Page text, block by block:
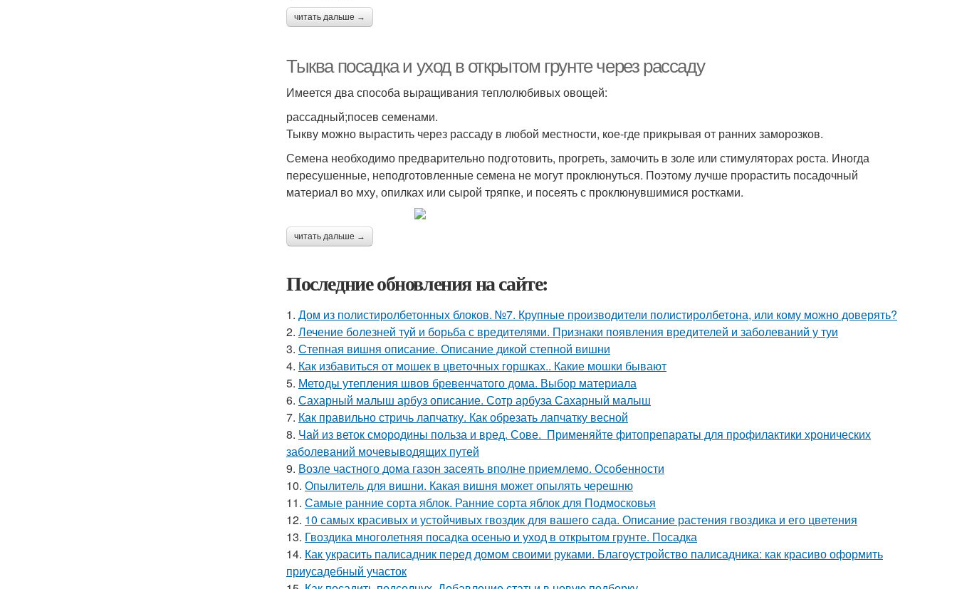
читать дальше →
Тыква посадка и уход в открытом грунте через рассаду
Имеется два способа выращивания теплолюбивых овощей:
рассадный;посев семенами.
Тыкву можно вырастить через рассаду в любой местности, кое-где прикрывая от ранних заморозков.
Семена необходимо предварительно подготовить, прогреть, замочить в золе или стимуляторах роста. Иногда
пересушенные, неподготовленные семена не могут проклюнуться. Поэтому лучше прорастить посадочный
материал во мху, опилках или сырой тряпке, и посеять с проклюнувшимися ростками.
читать дальше →
Последние обновления на сайте:
1. Дом из полистиролбетонных блоков. №7. Крупные производители полистиролбетона, или кому можно доверять?
2. Лечение болезней туй и борьба с вредителями. Признаки появления вредителей и заболеваний у туи
3. Степная вишня описание. Описание дикой степной вишни
4. Как избавиться от мошек в цветочных горшках.. Какие мошки бывают
5. Методы утепления швов бревенчатого дома. Выбор материала
6. Сахарный малыш арбуз описание. Сотр арбуза Сахарный малыш
7. Как правильно стричь лапчатку. Как обрезать лапчатку весной
8. Чай из веток смородины польза и вред. Сове. Применяйте фитопрепараты для профилактики хронических
заболеваний мочевыводящих путей
9. Возле частного дома газон засеять вполне приемлемо. Особенности
10. Опылитель для вишни. Какая вишня может опылять черешню
11. Самые ранние сорта яблок. Ранние сорта яблок для Подмосковья
12. 10 самых красивых и устойчивых гвоздик для вашего сада. Описание растения гвоздика и его цветения
13. Гвоздика многолетняя посадка осенью и уход в открытом грунте. Посадка
14. Как украсить палисадник перед домом своими руками. Благоустройство палисадника: как красиво оформить
приусадебный участок